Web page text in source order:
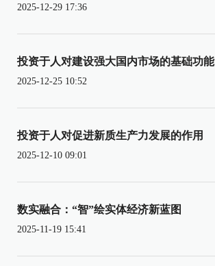
2025-12-29 17:36
投资于人对建设强大国内市场的基础功能
2025-12-25 10:52
投资于人对促进新质生产力发展的作用
2025-12-10 09:01
数实融合：“智”绘实体经济新蓝图
2025-11-19 15:41